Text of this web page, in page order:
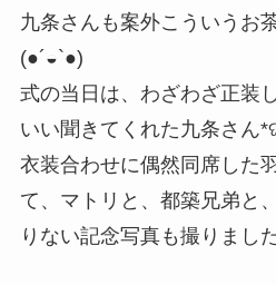
九条さんも案外こういうお
(●´◒`●)
式の当日は、わざわざ正装
いい聞きてくれた九条さん
衣装合わせに偶然同席した
て、マトリと、都築兄弟と
りない記念写真も撮りました